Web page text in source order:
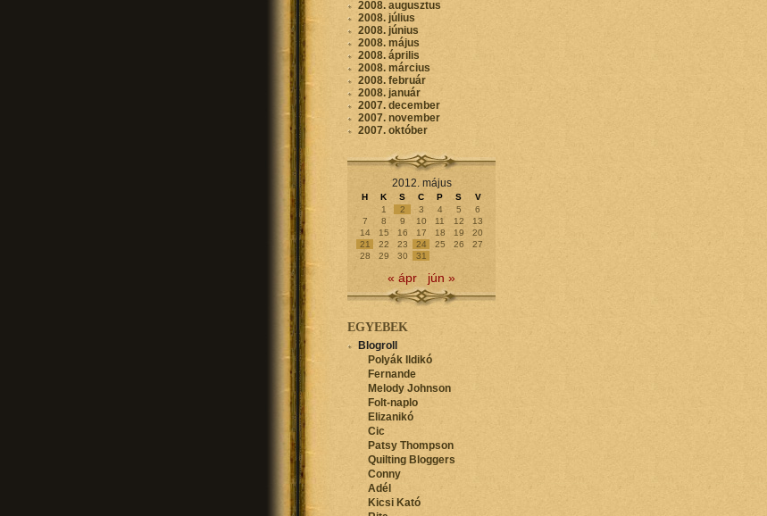
2008. augusztus
2008. július
2008. június
2008. május
2008. április
2008. március
2008. február
2008. január
2007. december
2007. november
2007. október
2012. május
H K S C P S
V
1
2 3 4 5
6
7
8 9 10 11 12
13
14
15 16 17 18 19
20
21
22 23 24 25 26
27
28
29 30 31
« ápr jún »
EGYEBEK
Blogroll
Polyák Ildikó
Fernande
Melody Johnson
Folt-naplo
Elizanikó
Cic
Patsy Thompson
Quilting Bloggers
Conny
Adél
Kicsi Kató